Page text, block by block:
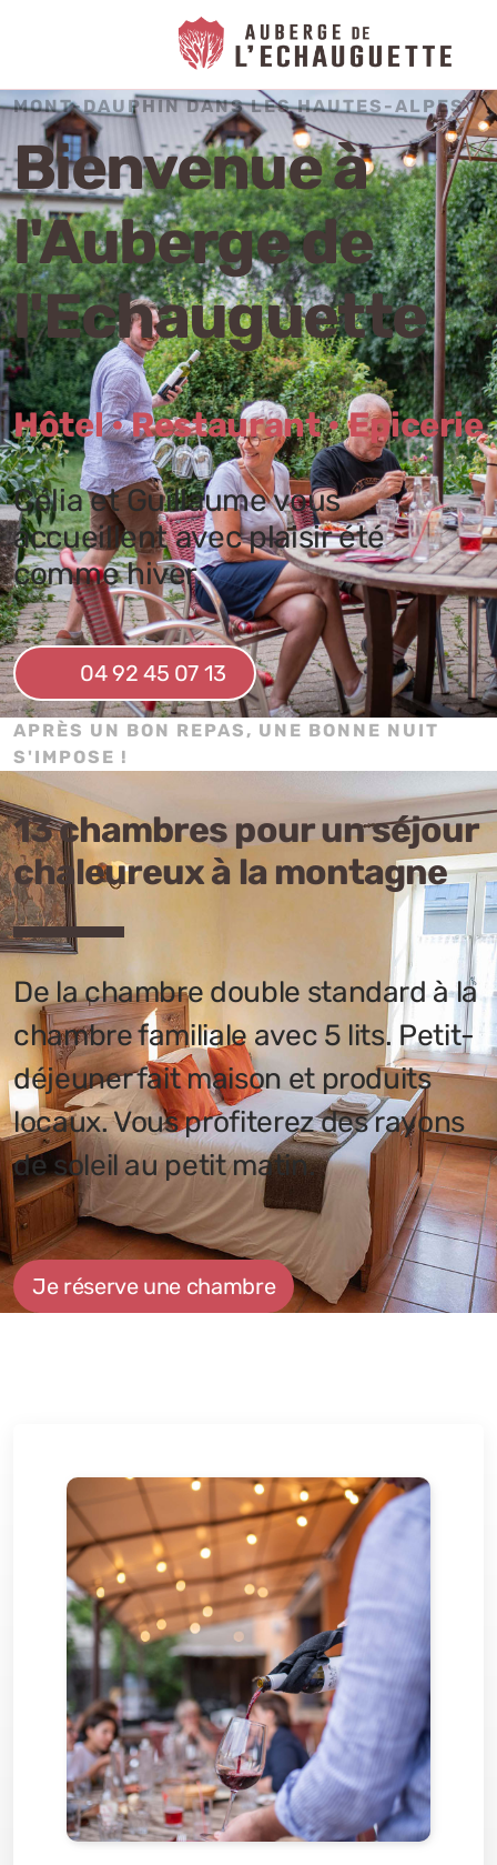
MONT-DAUPHIN DANS LES HAUTES-ALPES
Bienvenue à
l'Auberge de
l'Echauguette
Hôtel • Restaurant • Epicerie
Célia et Guillaume vous
accueillent avec plaisir été
comme hiver.
04 92 45 07 13
APRÈS UN BON REPAS, UNE BONNE NUIT
S'IMPOSE !
13 chambres pour un séjour
chaleureux à la montagne
De la chambre double standard à la
chambre familiale avec 5 lits. Petit-
déjeuner fait maison et produits
locaux. Vous profiterez des rayons
de soleil au petit matin.
Je réserve une chambre